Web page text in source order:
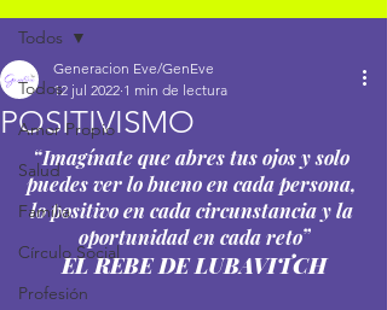
Todos
Amor Propio
Salud
Familia
Círculo Social
Profesión
Todos
POSITIVISMO
Generacion Eve/GenEve
12 jul 2022 1 min de lectura
“Imagínate que abres tus ojos y solo
puedes ver lo bueno en cada persona,
lo positivo en cada circunstancia y la
oportunidad en cada reto”
EL REBE DE LUBAVITCH